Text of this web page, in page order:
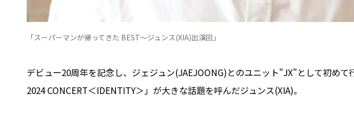
「スーパーマンが帰ってきた BEST～ジュンス(XIA)出演回」
デビュー20周年を記念し、ジェジュン(JAEJOONG)とのユニット"JX"として初めて
2024 CONCERT＜IDENTITY＞」が大きな話題を呼んだジュンス(XIA)。